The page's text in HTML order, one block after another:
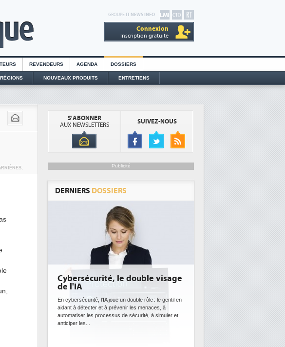
GROUPE IT NEWS INFO
Connexion
Inscription gratuite
REVENDEURS AGENDA DOSSIERS
RÉGIONS NOUVEAUX PRODUITS ENTRETIENS
,
S'ABONNER
AUX NEWSLETTERS
SUIVEZ-NOUS
Publicité
DERNIERS DOSSIERS
Cybersécurité, le double visage
En cybersécurité, l'IA joue un double rôle : le gentil en
aidant à détecter et à prévenir les menaces, à
automatiser les processus de sécurité, à simuler et
DEE: l'efficacité
ce que recherchent les pouvoirs publics